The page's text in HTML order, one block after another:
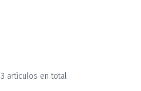
3 artículos en total